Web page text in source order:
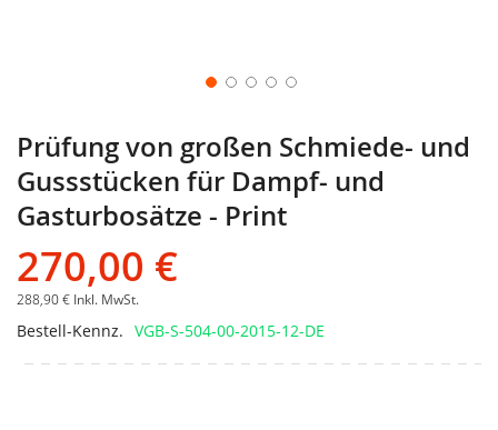
Prüfung von großen Schmiede- und
Gussstücken für Dampf- und
Gasturbosätze - Print
270,00 €
288,90 € Inkl. MwSt.
Bestell-Kennz. VGB-S-504-00-2015-12-DE